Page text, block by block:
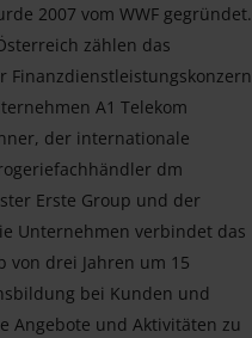
2007 vom WWF gegründet.
zählen das
Finanzdienstleistungskonzern
A1 Telekom
der internationale
dm
Erste Group und der
Unternehmen verbindet das
von drei Jahren um 15
bei Kunden und
Angebote und Aktivitäten zu